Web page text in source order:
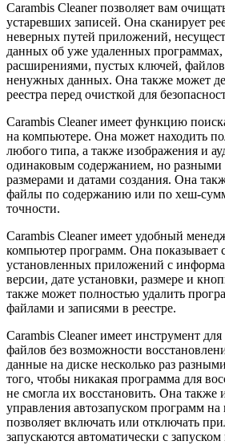
Carambis Cleaner позволяет вам
устаревших записей. Она сканирует
неверных путей приложений,
данных об уже удаленных
расширениями, пустых ключей,
ненужных данных. Она также может
реестра перед очисткой для
Carambis Cleaner имеет функцию
на компьютере. Она может находить
любого типа, а также изображения и
одинаковым содержанием, но разными
размерами и датами создания. Она
файлы по содержанию или по хеш-
точности.
Carambis Cleaner имеет удобный
компьютер программ. Она показывает
установленных приложений с
версии, дате установки, размере и
также может полностью удалить
файлами и записями в реестре.
Carambis Cleaner имеет инструмент для
файлов без возможности
данные на диске несколько раз
того, чтобы никакая программа для
не смогла их восстановить. Она также
управления автозапуском программ
позволяет включать или отключать
запускаются автоматически с